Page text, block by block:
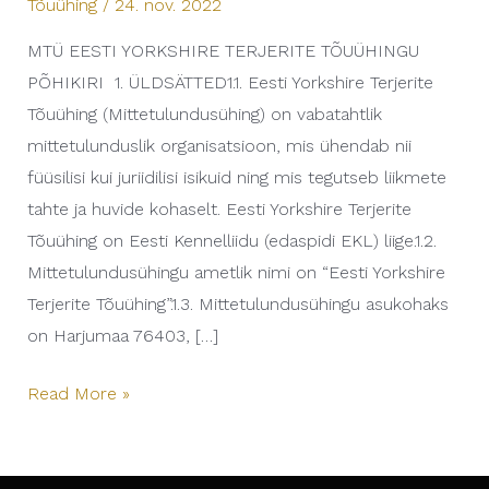
Tõuühing/ 24. nov. 2022
MTÜ EESTI YORKSHIRE TERJERITE TÕUÜHINGU
PÕHIKIRI 1. ÜLDSÄTTED1.1. Eesti Yorkshire Terjerite
Tõuühing (Mittetulundusühing) on vabatahtlik
mittetulunduslik organisatsioon, mis ühendab nii
füüsilisi kui juriidilisi isikuid ning mis tegutseb liikmete
tahte ja huvide kohaselt. Eesti Yorkshire Terjerite
Tõuühing on Eesti Kennelliidu (edaspidi EKL) liige.1.2.
Mittetulundusühingu ametlik nimi on “Eesti Yorkshire
Terjerite Tõuühing”.1.3. Mittetulundusühingu asukohaks
on Harjumaa 76403, […]
Read More »